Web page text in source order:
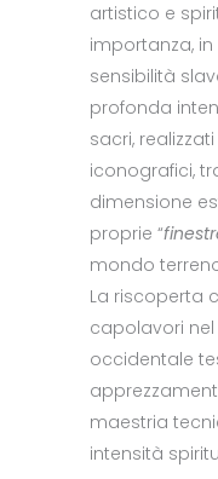
artistico e
importanza,
sensibilità
profonda
sacri,
iconografici,
dimensione
proprie “
mondo
La riscoperta
capolavori
occidentale
maestria
intensità